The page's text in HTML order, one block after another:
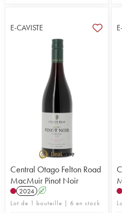
E-CAVISTE
Central Otago Felton Road
MacMuir Pinot Noir
2024 A
Lot de 1 bouteille | 6 en stock